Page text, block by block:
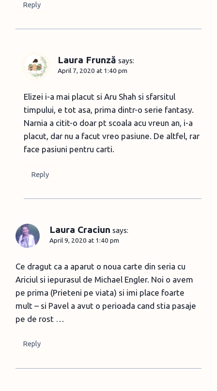
Reply
Laura Frunză says:
April 7, 2020 at 1:40 pm
Elizei i-a mai placut si Aru Shah si sfarsitul
timpului, e tot asa, prima dintr-o serie fantasy.
Narnia a citit-o doar pt scoala acu vreun an, i-a
placut, dar nu a facut vreo pasiune. De altfel, rar
face pasiuni pentru carti.
Reply
Laura Craciun says:
April 9, 2020 at 1:40 pm
Ce dragut ca a aparut o noua carte din seria cu
Ariciul si iepurasul de Michael Engler. Noi o avem
pe prima (Prieteni pe viata) si imi place foarte
mult – si Pavel a avut o perioada cand stia pasaje
pe de rost …
Reply